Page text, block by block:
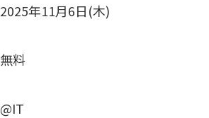
2025年11月6日(木)
無料
@IT